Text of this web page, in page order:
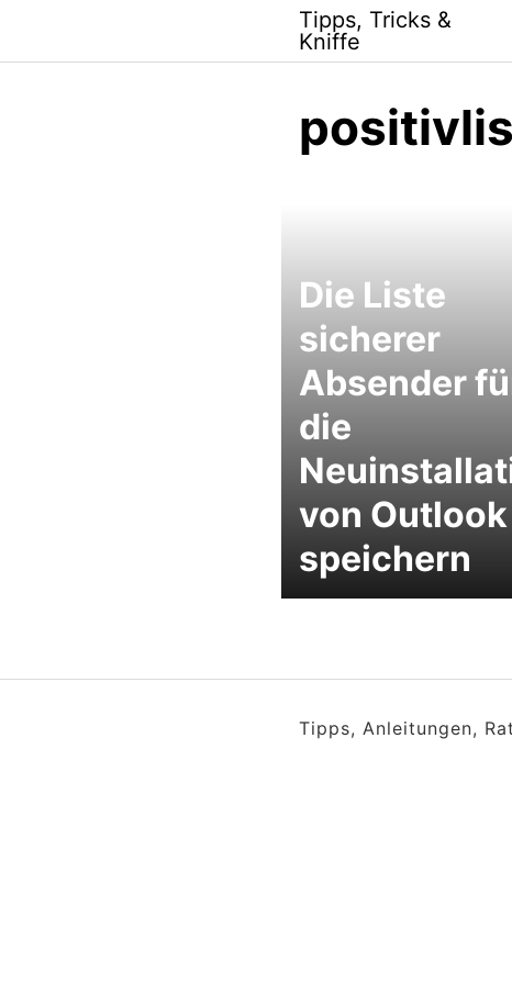
content
Tipps, Tricks &
Kniffe
Die Liste
sicherer
Absender
die
von Outlook
speichern
Tipps, Anleitungen,